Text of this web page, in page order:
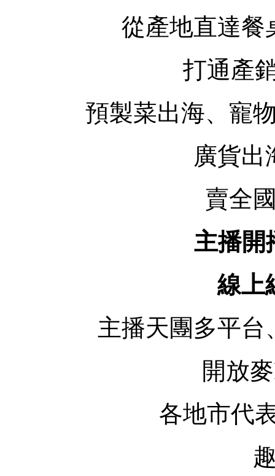
從產地直達餐
打通產
預製菜出海、寵
廣貨出
賣全
主播開
線上
主播天團多平台
開放
各地市代